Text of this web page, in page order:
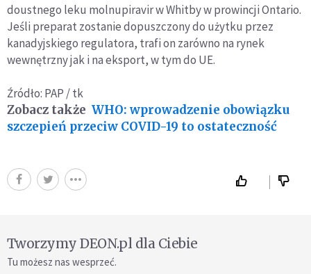
doustnego leku molnupiravir w Whitby w prowincji Ontario.
Jeśli preparat zostanie dopuszczony do użytku przez
kanadyjskiego regulatora, trafi on zarówno na rynek
wewnętrzny jak i na eksport, w tym do UE.
Źródło: PAP / tk
Zobacz także WHO: wprowadzenie obowiązku
szczepień przeciw COVID-19 to ostateczność
Tworzymy DEON.pl dla Ciebie
Tu możesz nas wesprzeć.